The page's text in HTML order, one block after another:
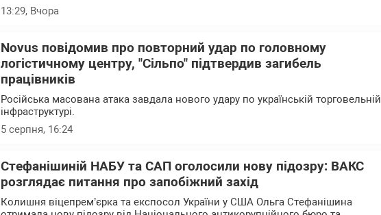
13:29, Вчора
Novus повідомив про повторний удар по головному
логістичному центру, "Сільпо" підтвердив загибель
працівників
Російська масована атака завдала нового удару по українській торговельній
інфраструктурі.
5 серпня, 16:24
Стефанішиній НАБУ та САП оголосили нову підозру: ВАКС
розглядає питання про запобіжний захід
Колишня віцепрем’єрка та експосол України у США Ольга Стефанішина